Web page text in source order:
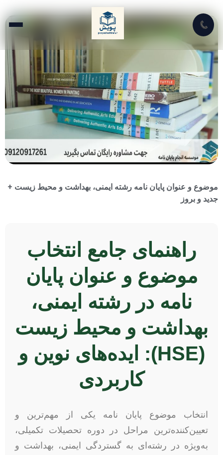
📞
موضوع و عنوان پایان نامه رشته ایمنی، بهداشت و محیط زیست +
جدید و بروز
راهنمای جامع انتخاب
موضوع و عنوان پایان
نامه در رشته ایمنی،
بهداشت و محیط زیست
(HSE): ایده‌های نوین و
کاربردی
انتخاب موضوع پایان نامه یکی از مهم‌ترین و
تعیین‌کننده‌ترین مراحل در دوره تحصیلات تکمیلی،
به‌ویژه در رشته‌ای به گستردگی ایمنی، بهداشت و